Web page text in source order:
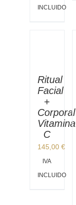
INCLUIDO
Ritual
Facial
+
Corporal
Vitamina
C
145,00 €
IVA
INCLUIDO